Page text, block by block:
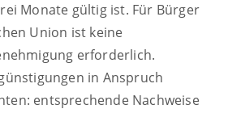
Monate gültig ist. Für Bürger
Union ist keine
erforderlich.
in Anspruch
entsprechende Nachweise